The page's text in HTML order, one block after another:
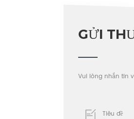
GỬI
Vui lòng nhắn tin